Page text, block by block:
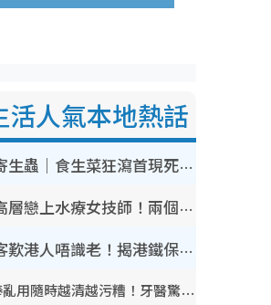
活人氣本地熱話
奪命寄生蟲｜食生菜狂瀉首現死者！疫潮惡化錄1.8萬宗病例 揭洗菜3大謬誤
銀行高層戀上水療女技師！兩個月借128萬驚覺「沉船」沉落火海 揭背後疑似邪教操控賣淫
內地客歎港人唔識老！揭港鐵保鮮級冷氣 港人求放過：咪投訴
牙線棒亂用隨時越清越污糟！牙醫驚揭盲目過戶細菌恐致蛀牙：呢種先係日常真保養